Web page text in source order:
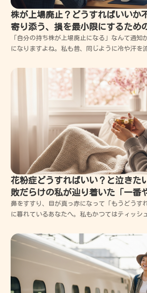
株が上場廃止？どうすればいいか
寄り添う、損を最小限にするため
「自分の持ち株が上場廃止になる」なんて通知
になりますよね。私も昔、同じように冷や汗を
まずは深呼吸してください。上場廃止には「最
く、実は「株主にとってプラスになるケース」
花粉症どうすればいい？と泣きた
敗だらけの私が辿り着いた「一番
策
鼻をすすり、目が真っ赤になって「もうどうす
に暮れているあなたへ。私もかつてはティッシ
た向き合い方を見つけました。この記事では、
いながら、今日から少しずつ心が軽くなる具